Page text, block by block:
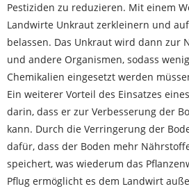
Pestiziden zu reduzieren. Mit einem
Landwirte Unkraut zerkleinern und
belassen. Das Unkraut wird dann zur
und andere Organismen, sodass
Chemikalien eingesetzt werden
Ein weiterer Vorteil des Einsatzes
darin, dass er zur Verbesserung der
kann. Durch die Verringerung der
dafür, dass der Boden mehr
speichert, was wiederum das
Pflug ermöglicht es dem Landwirt